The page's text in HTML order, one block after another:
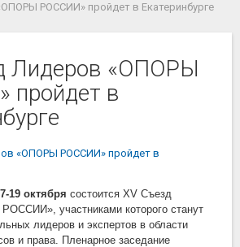
РОССИИ» пройдет в Екатеринбурге
Лидеров «ОПОРЫ
пройдет в
19 октября состоится XV Съезд
участниками которого станут
лидеров и экспертов в области
и права. Пленарное заседание